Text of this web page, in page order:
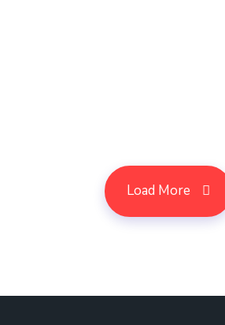
Load More